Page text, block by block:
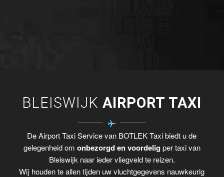
BLEISWIJKAIRPORT TAXI
De Airport Taxi Service van BOTLEK Taxi biedt u de
gelegenheid om onbezorgd en voordelig per taxi van
Bleiswijk naar ieder vliegveld te reizen.
Wij houden te allen tijden uw vluchtgegevens nauwkeurig